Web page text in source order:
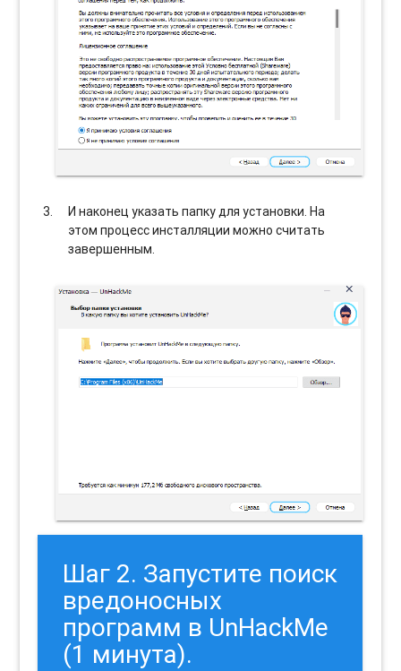
И наконец указать папку для установки. На
этом процесс инсталляции можно считать
завершенным.
Шаг 2. Запустите поиск
вредоносных
программ в UnHackMe
(1 минута).